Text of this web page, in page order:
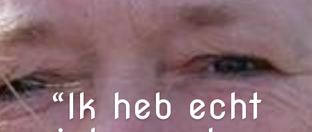
“Ik heb echt